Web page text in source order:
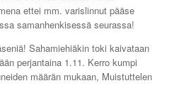
ettei mm. varislinnut pääse
samanhenkisessä seurassa!
Sahamiehiäkin toki kaivataan
perjantaina 1.11. Kerro kumpi
määrän mukaan, Muistuttelen